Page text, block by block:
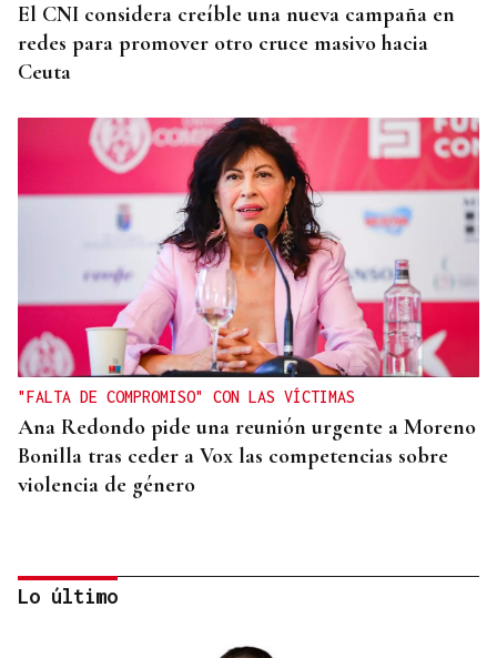
El CNI considera creíble una nueva campaña en
redes para promover otro cruce masivo hacia
Ceuta
"FALTA DE COMPROMISO" CON LAS VÍCTIMAS
Ana Redondo pide una reunión urgente a Moreno
Bonilla tras ceder a Vox las competencias sobre
violencia de género
Lo último